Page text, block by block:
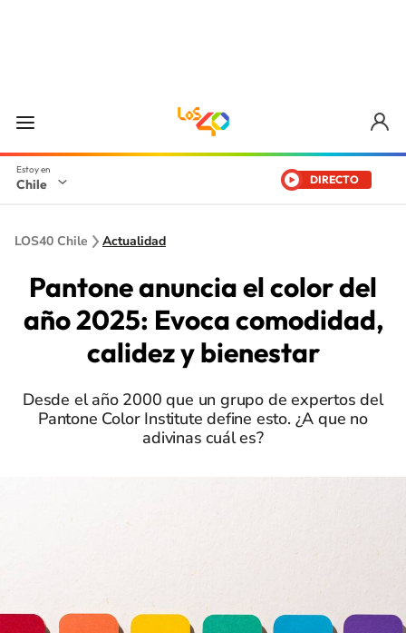
Chile DIRECTO
LOS40 Chile Actualidad
Pantone anuncia el color del
año 2025: Evoca comodidad,
calidez y bienestar
Desde el año 2000 que un grupo de expertos del
Pantone Color Institute define esto. ¿A que no
adivinas cuál es?